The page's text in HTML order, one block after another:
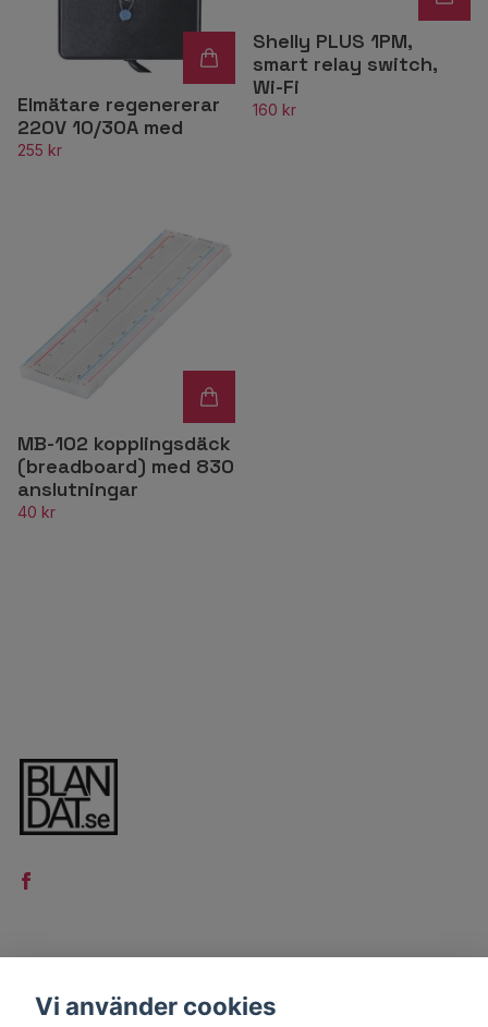
Elmätare regenererar
220V 10/30A med
255 kr
Shelly PLUS 1PM,
smart relay switch,
Wi-Fi
160 kr
MB-102 kopplingsdäck
(breadboard) med 830
anslutningar
40 kr
Kontakt
Vi använder cookies